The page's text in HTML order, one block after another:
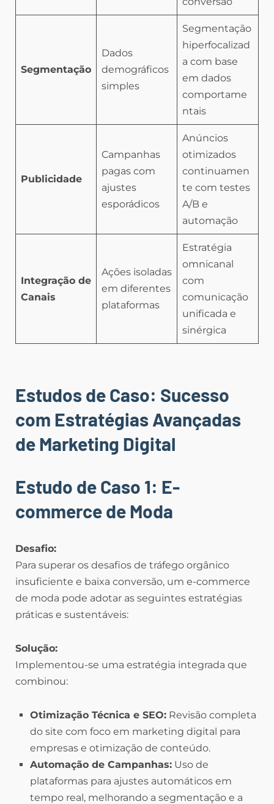
Segmentação
Dados
demográficos
simples
Segmentação
hiperfocalizad
a com base
em dados
comportame
ntais
Publicidade
Campanhas
pagas com
ajustes
esporádicos
Anúncios
otimizados
continuamen
te com testes
A/B e
automação
Integração de
Canais
Ações isoladas
em diferentes
plataformas
Estratégia
omnicanal
com
comunicação
unificada e
sinérgica
Estudos de Caso: Sucesso
com Estratégias Avançadas
de Marketing Digital
Estudo de Caso 1: E-
commerce de Moda
Desafio:
Para superar os desafios de tráfego orgânico
insuficiente e baixa conversão, um e-commerce
de moda pode adotar as seguintes estratégias
práticas e sustentáveis:
Solução:
Implementou-se uma estratégia integrada que
combinou:
Otimização Técnica e SEO: Revisão completa
do site com foco em marketing digital para
empresas e otimização de conteúdo.
Automação de Campanhas: Uso de
plataformas para ajustes automáticos em
tempo real, melhorando a segmentação e a